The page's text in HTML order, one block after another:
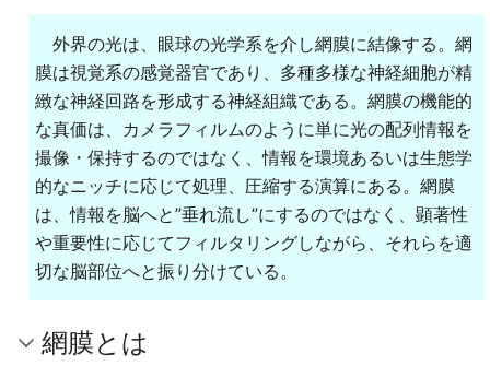
外界の光は、眼球の光学系を介し網膜に結像する。網
膜は視覚系の感覚器官であり、多種多様な神経細胞が精
緻な神経回路を形成する神経組織である。網膜の機能的
な真価は、カメラフィルムのように単に光の配列情報を
撮像・保持するのではなく、情報を環境あるいは生態学
的なニッチに応じて処理、圧縮する演算にある。網膜
は、情報を脳へと”垂れ流し”にするのではなく、顕著性
や重要性に応じてフィルタリングしながら、それらを適
切な脳部位へと振り分けている。
網膜とは